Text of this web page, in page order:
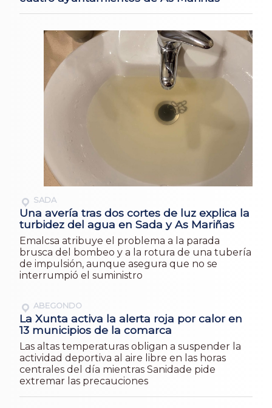
SADA
Una avería tras dos cortes de luz explica la
turbidez del agua en Sada y As Mariñas
Emalcsa atribuye el problema a la parada
brusca del bombeo y a la rotura de una tubería
de impulsión, aunque asegura que no se
interrumpió el suministro
ABEGONDO
La Xunta activa la alerta roja por calor en
13 municipios de la comarca
Las altas temperaturas obligan a suspender la
actividad deportiva al aire libre en las horas
centrales del día mientras Sanidade pide
extremar las precauciones